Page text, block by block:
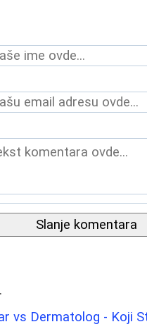
Slanje komentara
vs Dermatolog - Koji